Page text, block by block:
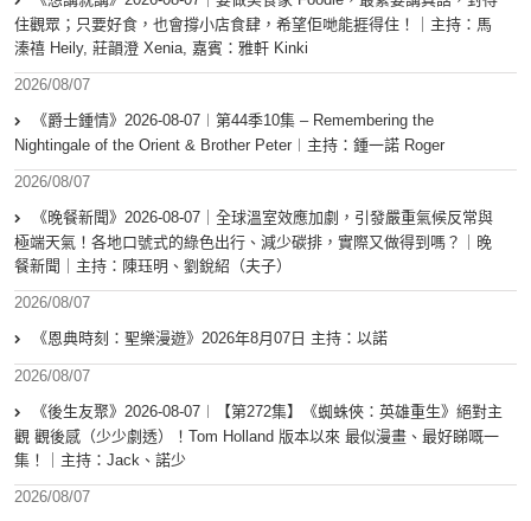
住觀眾；只要好食，也會撐小店食肆，希望佢哋能捱得住！｜主持：馬
溱禧 Heily, 莊韻澄 Xenia, 嘉賓：雅軒 Kinki
2026/08/07
《爵士鍾情》2026-08-07︱第44季10集 – Remembering the
Nightingale of the Orient & Brother Peter︱主持：鍾一諾 Roger
2026/08/07
《晚餐新聞》2026-08-07｜全球溫室效應加劇，引發嚴重氣候反常與
極端天氣！各地口號式的綠色出行、減少碳排，實際又做得到嗎？｜晚
餐新聞｜主持：陳珏明、劉銳紹（夫子）
2026/08/07
《恩典時刻：聖樂漫遊》2026年8月07日 主持：以諾
2026/08/07
《後生友聚》2026-08-07︱【第272集】《蜘蛛俠：英雄重生》絕對主
觀 觀後感（少少劇透）！Tom Holland 版本以來 最似漫畫、最好睇嘅一
集！｜主持：Jack、諾少
2026/08/07